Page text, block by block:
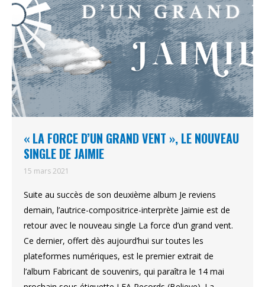
« LA FORCE D’UN GRAND VENT », LE NOUVEAU
SINGLE DE JAIMIE
15 mars 2021
Suite au succès de son deuxième album Je reviens
demain, l’autrice-compositrice-interprète Jaimie est de
retour avec le nouveau single La force d’un grand vent.
Ce dernier, offert dès aujourd’hui sur toutes les
plateformes numériques, est le premier extrait de
l’album Fabricant de souvenirs, qui paraîtra le 14 mai